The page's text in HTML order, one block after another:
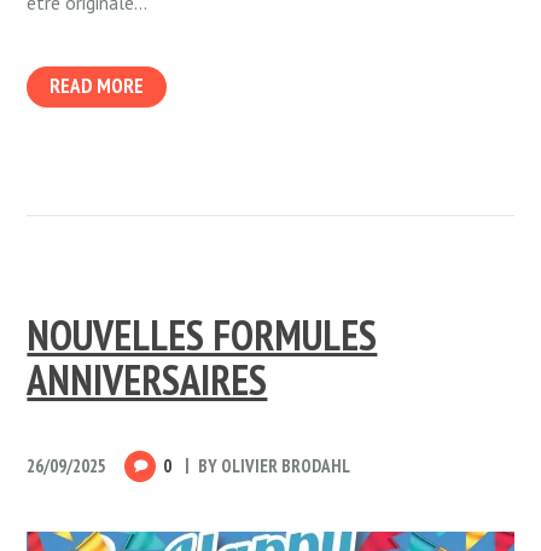
READ MORE
NOUVELLES FORMULES
ANNIVERSAIRES
26/09/2025 0 BY OLIVIER BRODAHL